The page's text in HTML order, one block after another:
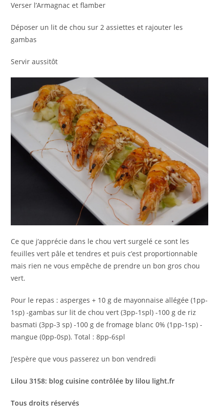
Verser l’Armagnac et flamber
Déposer un lit de chou sur 2 assiettes et rajouter les
gambas
Servir aussitôt
Ce que j’apprécie dans le chou vert surgelé ce sont les
feuilles vert pâle et tendres et puis c’est proportionnable
mais rien ne vous empêche de prendre un bon gros chou
vert.
Pour le repas : asperges + 10 g de mayonnaise allégée (1pp-
1sp) -gambas sur lit de chou vert (3pp-1spl) -100 g de riz
basmati (3pp-3 sp) -100 g de fromage blanc 0% (1pp-1sp) -
mangue (0pp-0sp). Total : 8pp-6spl
J’espère que vous passerez un bon vendredi
Lilou 3158: blog cuisine contrôlée by lilou light.fr
Tous droits réservés